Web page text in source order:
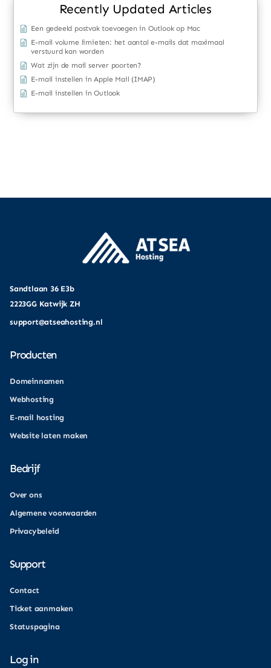
Recently Updated Articles
Een gedeeld postvak toevoegen in Outlook op Mac
E-mail volume limieten: het aantal e-mails dat maximaal
verstuurd kan worden
Wat zijn de mail server poorten?
E-mail instellen in Apple Mail (IMAP)
E-mail instellen in Outlook
Sandtlaan 36 E3b
2223GG Katwijk ZH
support@atseahosting.nl
Producten
Domeinnamen
Webhosting
E-mail hosting
Website laten maken
Bedrijf
Over ons
Algemene voorwaarden
Privacybeleid
Support
Contact
Ticket aanmaken
Statuspagina
Log in